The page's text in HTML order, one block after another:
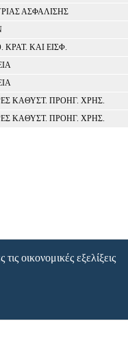
ΑΣΦΑΛΙΣΗΣ
ΚΑΙ ΕΙΣΦ.
ΚΑΘΥΣΤ. ΠΡΟΗΓ. ΧΡΗΣ.
ΚΑΘΥΣΤ. ΠΡΟΗΓ. ΧΡΗΣ.
οικονομικές εξελίξεις